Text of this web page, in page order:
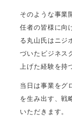
そのような事業
任者の皆様に向
る丸山氏はニジ
づいたビジネス
上げた経験を持
当日は事業をグ
を生み出す、戦
いただきます。